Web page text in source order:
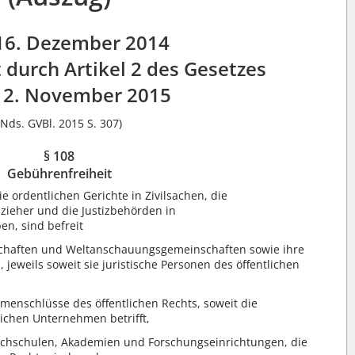
Dezember 2014
Artikel 2 des Gesetzes
November 2015
GVBl. 2015 S. 307)
§ 108
Gebührenfreiheit
ordentlichen Gerichte in Zivilsachen, die
und die Justizbehörden in
sind befreit
und Weltanschauungsgemeinschaften sowie ihre
soweit sie juristische Personen des öffentlichen
des öffentlichen Rechts, soweit die
Unternehmen betrifft,
Akademien und Forschungseinrichtungen, die